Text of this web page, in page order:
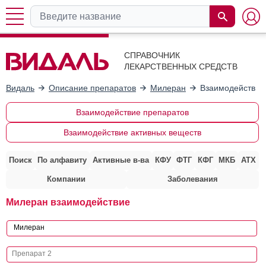
СПРАВОЧНИК
ЛЕКАРСТВЕННЫХ СРЕДСТВ
Видаль Описание препаратов Милеран
Взаимодействие препаратов
Взаимодействие активных веществ
Поиск По алфавиту Активные в-ва КФУ ФТГ КФГ МКБ АТХ
Компании Заболевания
Милеран взаимодействие